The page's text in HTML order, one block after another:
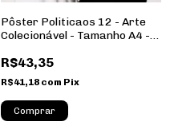
Pôster Politicaos 12 - Arte
Colecionável - Tamanho A4 -
Retrato
R$43,35
R$41,18 com Pix
Comprar